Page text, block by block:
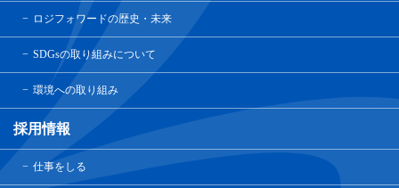
ロジフォワードの歴史・未来
SDGsの取り組みについて
環境への取り組み
採用情報
仕事をしる